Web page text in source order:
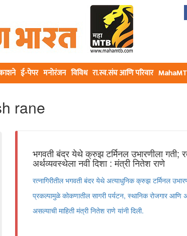
ई-पेपर मनोरंजन विविध रा.स्व.संघ आणि परिवार
rane
भगवती बंदर येथे क्रुझ टर्मिनल उभारणीला गती;
अर्थव्यवस्थेला नवी दिशा : मंत्री नितेश राणे
रत्नागिरीतील भगवती बंदर येथे अत्याधुनिक क्रुझ टर्मिनल
प्रकल्पामुळे कोकणातील सागरी पर्यटन, स्थानिक रोजगार आणि
असल्याची माहिती मंत्री नितेश राणे यांनी दिली.